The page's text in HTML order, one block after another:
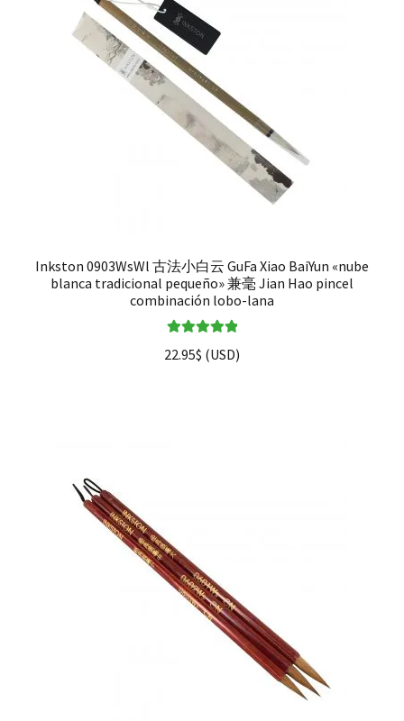
Inkston 0903WsWl 古法小白云 GuFa Xiao BaiYun «nube
blanca tradicional pequeño» 兼毫 Jian Hao pincel
combinación lobo-lana
5.00
de 5
22.95$ (USD)